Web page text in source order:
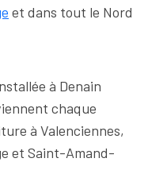
et dans tout le Nord
à Denain
chaque
à Valenciennes,
et Saint-Amand-